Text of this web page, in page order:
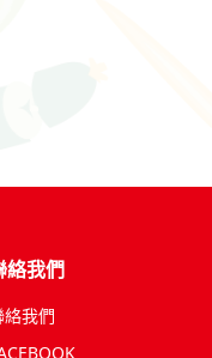
絡我們
絡我們